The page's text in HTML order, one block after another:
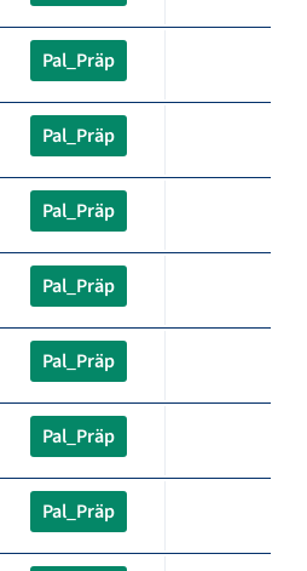
Pal_Präp
Pal_Präp
Pal_Präp
Pal_Präp
Pal_Präp
Pal_Präp
Pal_Präp